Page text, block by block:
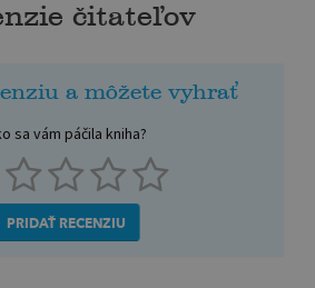
čitateľov
a môžete vyhrať
sa vám páčila kniha?
PRIDAŤ RECENZIU